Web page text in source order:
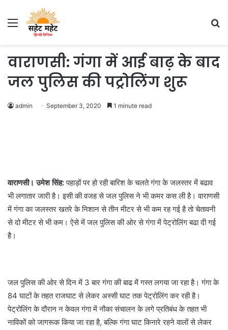
Menu
वाराणसी: गंगा में आई बाढ़ के बाद
जल पुलिस की पट्रोलिंग शुरू
admin September 3, 2020 1 minute read
वाराणसी। उमेश सिंह:पहाड़ों पर हो रही बारिश के चलते गंगा के जलस्तर में बढाव
भी लगातार जारी है। इसी की वजह से जल पुलिस ने भी कमर कस ली है। वाराणसी
में गंगा का जलस्तर खतरे के निशान से तीन मीटर से भी कम रह गई है तो चेतावनी
से दो मीटर से भी कम। ऐसे में जल पुलिस की ओर से गंगा में पेट्रोलिंग बढा दी गई
है।
जल पुलिस की ओर से दिन में 3 बार गंगा की बाढ में गस्त लगया जा रहा है। गंगा के
84 घाटों के तहत राजघाट से लेकर अस्सी घाट तक पेट्रोलिंग कर रही है।
पेट्रोलिंग के दौरान न केवल गंगा में नौका संचालन के लगे प्रतिबंध के तहत भी
नाविकों को जागरूक किया जा रहा है, बल्कि गंगा घाट किनारे रहने वालों से लेकर